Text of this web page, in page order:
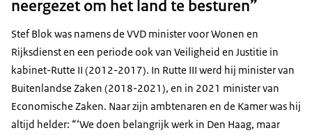
neergezet om het land te besturen”
Stef Blok was namens de VVD minister voor Wonen en
Rijksdienst en een periode ook van Veiligheid en Justitie in
kabinet-Rutte II (2012-2017). In Rutte III werd hij minister van
Buitenlandse Zaken (2018-2021), en in 2021 minister van
Economische Zaken. Naar zijn ambtenaren en de Kamer was hij
altijd helder: “‘We doen belangrijk werk in Den Haag, maar